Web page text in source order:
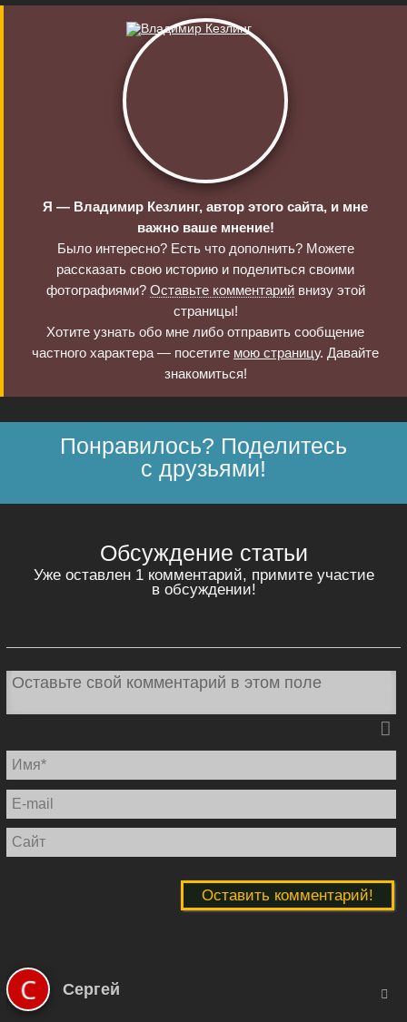
Я — Владимир Кезлинг, автор этого сайта, и мне
важно ваше мнение!
Было интересно? Есть что дополнить? Можете
рассказать свою историю и поделиться своими
фотографиями? Оставьте комментарийвнизу этой
страницы!
Хотите узнать обо мне либо отправить сообщение
частного характера — посетите мою страницу. Давайте
знакомиться!
Понравилось? Поделитесь
с друзьями!
Обсуждение статьи
Уже оставлен 1 комментарий, примите участие
в обсуждении!
Сергей